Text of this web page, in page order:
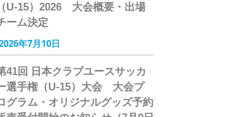
（U-15）2026 大会概要・出場
ーム決定
年7月10日
41回 日本クラブユースサッカ
選手権（U-15）大会 大会プ
グラム・オリジナルグッズ予約